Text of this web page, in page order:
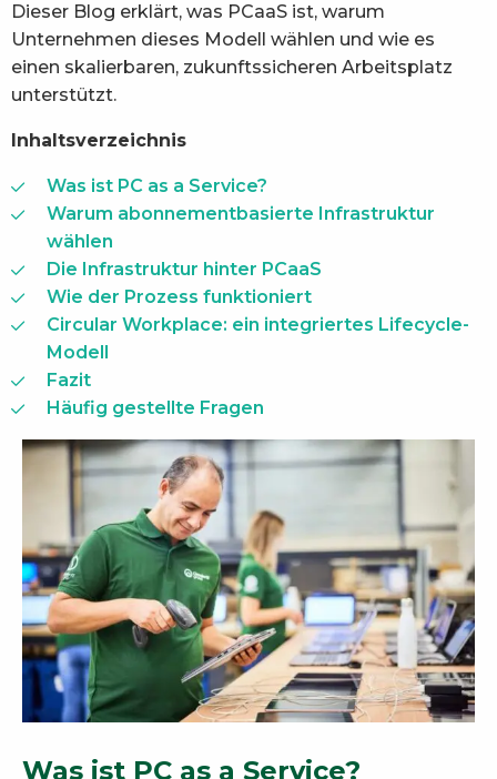
Dieser Blog erklärt, was PCaaS ist, warum
Unternehmen dieses Modell wählen und wie es
einen skalierbaren, zukunftssicheren Arbeitsplatz
unterstützt.
Inhaltsverzeichnis
Was ist PC as a Service?
Warum abonnementbasierte Infrastruktur
wählen
Die Infrastruktur hinter PCaaS
Wie der Prozess funktioniert
Circular Workplace: ein integriertes Lifecycle-
Modell
Fazit
Häufig gestellte Fragen
Was ist PC as a Service?